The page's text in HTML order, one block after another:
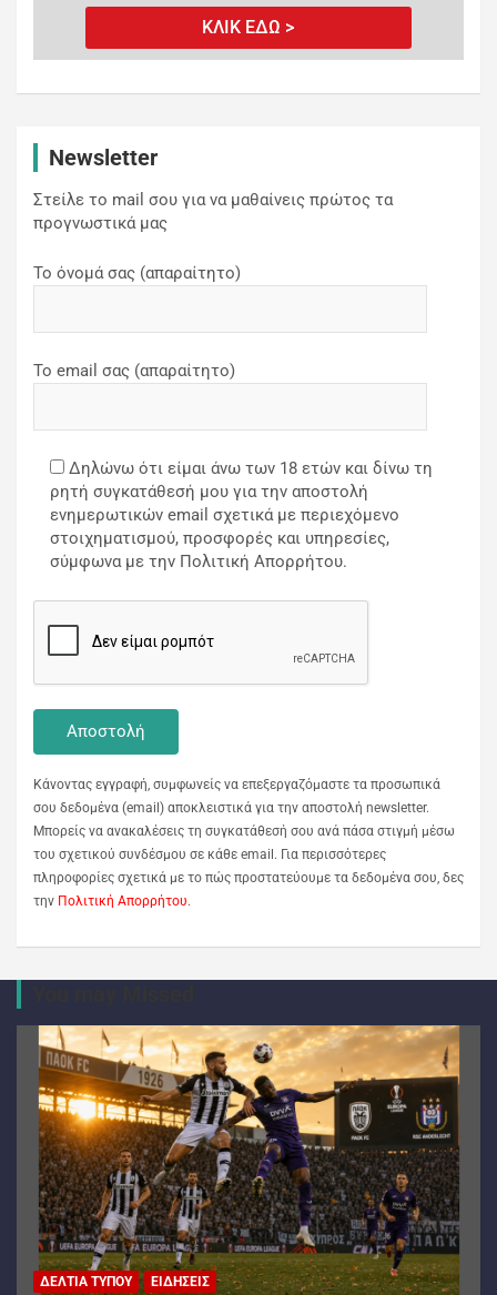
ΚΛΙΚ ΕΔΩ >
Newsletter
Στείλε το mail σου για να μαθαίνεις πρώτος τα
προγνωστικά μας
Το όνομά σας (απαραίτητο)
Το email σας (απαραίτητο)
Δηλώνω ότι είμαι άνω των 18 ετών και δίνω τη
ρητή συγκατάθεσή μου για την αποστολή
ενημερωτικών email σχετικά με περιεχόμενο
στοιχηματισμού, προσφορές και υπηρεσίες,
σύμφωνα με την Πολιτική Απορρήτου.
Κάνοντας εγγραφή, συμφωνείς να επεξεργαζόμαστε τα προσωπικά
σου δεδομένα (email) αποκλειστικά για την αποστολή newsletter.
Μπορείς να ανακαλέσεις τη συγκατάθεσή σου ανά πάσα στιγμή μέσω
του σχετικού συνδέσμου σε κάθε email. Για περισσότερες
πληροφορίες σχετικά με το πώς προστατεύουμε τα δεδομένα σου, δες
την Πολιτική Απορρήτου.
ΔΕΛΤΊΑ ΤΎΠΟΥ ΕΙΔΉΣΕΙΣ